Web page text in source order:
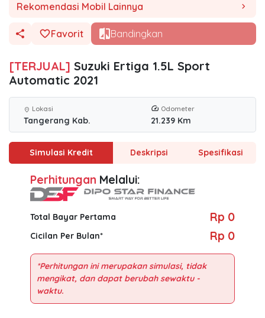
Rekomendasi Mobil Lainnya chevron_right
Favorit Bandingkan
[TERJUAL] Suzuki Ertiga 1.5L Sport
Automatic 2021
location_on Lokasi
Tangerang Kab.
Odometer
21.239 Km
Simulasi Kredit Deskripsi Spesifikasi
Perhitungan Melalui:
Total Bayar Pertama Rp 0
Cicilan Per Bulan* Rp 0
*Perhitungan ini merupakan simulasi, tidak
mengikat, dan dapat berubah sewaktu -